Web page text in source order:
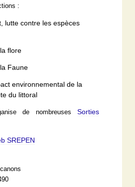
:
lutte contre les espèces
flore
Faune
environnemental de la
du littoral
de nombreusesSorties
SREPEN